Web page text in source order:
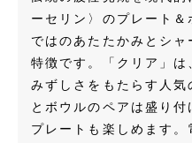
ーセリン〉のプレート
ではのあたたかみとシ
特徴です。「クリア」
みずしさをもたらす人
とボウルのペアは盛り
プレートも楽しめます